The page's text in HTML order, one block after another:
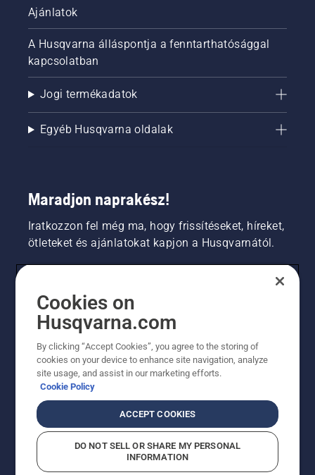
Ajánlatok
A Husqvarna álláspontja a fenntarthatósággal
kapcsolatban
Jogi termékadatok
Egyéb Husqvarna oldalak
Maradjon naprakész!
Iratkozzon fel még ma, hogy frissítéseket, híreket,
ötleteket és ajánlatokat kapjon a Husqvarnától.
PROFESSZIONÁLIS
Cookies on
Husqvarna.com
By clicking “Accept Cookies”, you agree to the storing of
cookies on your device to enhance site navigation, analyze
site usage, and assist in our marketing efforts.
Cookie Policy
ACCEPT COOKIES
DO NOT SELL OR SHARE MY PERSONAL
INFORMATION